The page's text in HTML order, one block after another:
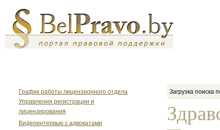
График работы лицензионного отдела
Управления регистрации и
лицензирования
Видеоинтервью с адвокатами
Загрузка поиска